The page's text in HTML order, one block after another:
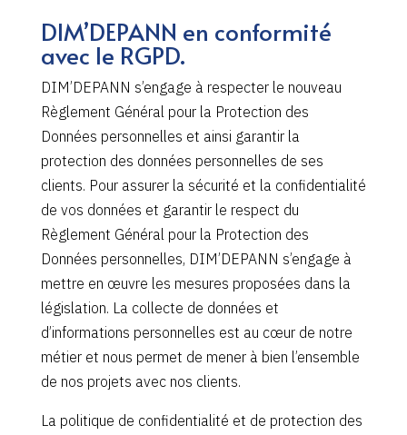
DIM’DEPANN en conformité
avec le RGPD.
DIM’DEPANN s’engage à respecter le nouveau
Règlement Général pour la Protection des
Données personnelles et ainsi garantir la
protection des données personnelles de ses
clients. Pour assurer la sécurité et la confidentialité
de vos données et garantir le respect du
Règlement Général pour la Protection des
Données personnelles, DIM’DEPANN s’engage à
mettre en œuvre les mesures proposées dans la
législation. La collecte de données et
d’informations personnelles est au cœur de notre
métier et nous permet de mener à bien l’ensemble
de nos projets avec nos clients.
La politique de confidentialité et de protection des